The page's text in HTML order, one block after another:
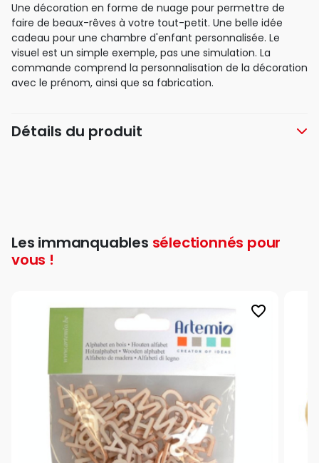
Une décoration en forme de nuage pour permettre de
faire de beaux-rêves à votre tout-petit. Une belle idée
cadeau pour une chambre d'enfant personnalisée. Le
visuel est un simple exemple, pas une simulation. La
commande comprend la personnalisation de la décoration
avec le prénom, ainsi que sa fabrication.
Détails du produit
Les immanquables sélectionnés pour
vous !
favorite_border